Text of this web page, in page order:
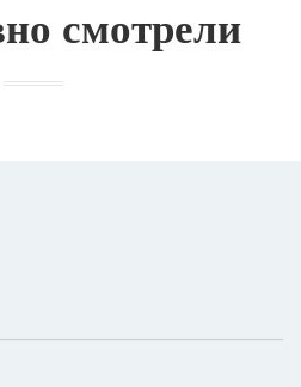
смотрели